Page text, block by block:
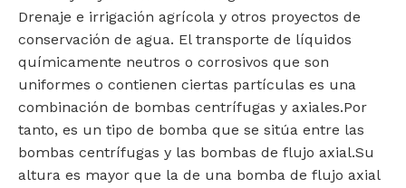
Drenaje e irrigación agrícola y otros proyectos de
conservación de agua. El transporte de líquidos
químicamente neutros o corrosivos que son
uniformes o contienen ciertas partículas es una
combinación de bombas centrífugas y axiales.Por
tanto, es un tipo de bomba que se sitúa entre las
bombas centrífugas y las bombas de flujo axial.Su
altura es mayor que la de una bomba de flujo axial